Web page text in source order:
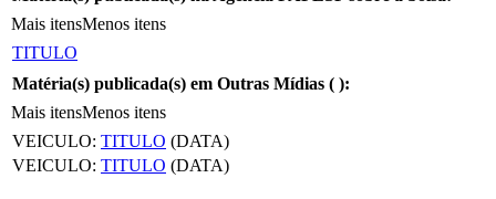
Mais itensMenos itens
TITULO
Matéria(s) publicada(s) em Outras Mídias ( ):
Mais itensMenos itens
VEICULO: TITULO (DATA)
VEICULO: TITULO (DATA)